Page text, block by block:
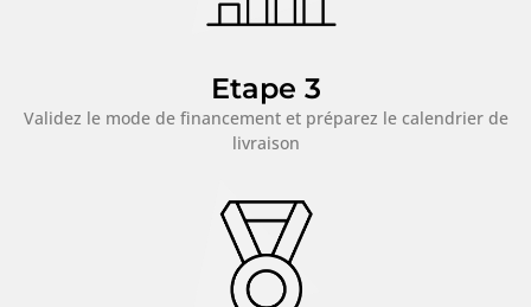
Etape 3
Validez le mode de financement et préparez le calendrier de
livraison